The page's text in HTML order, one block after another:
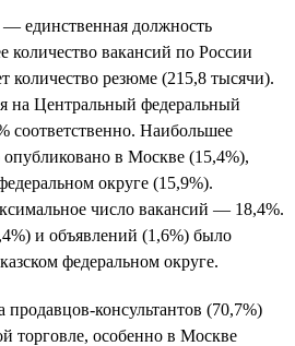
единственная должность
количество вакансий по России
количество резюме (215,8 тысячи).
на Центральный федеральный
соответственно. Наибольшее
в Москве (15,4%),
округе (15,9%).
число вакансий — 18,4%.
и объявлений (1,6%) было
федеральном округе.
консультантов (70,7%)
торговле, особенно в Москве